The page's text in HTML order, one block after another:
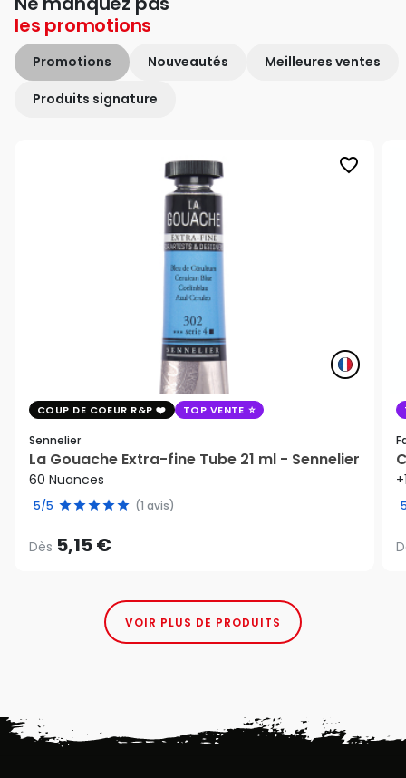
les promotions
Promotions Nouveautés Meilleures ventes
Produits signature
favorite_border
COUP DE COEUR R&P TOP VENTE
Sennelier
La Gouache Extra-fine Tube 21 ml - Sennelier
60 Nuances
5/5 (1 avis)
Dès 5,15 €
VOIR PLUS DE PRODUITS